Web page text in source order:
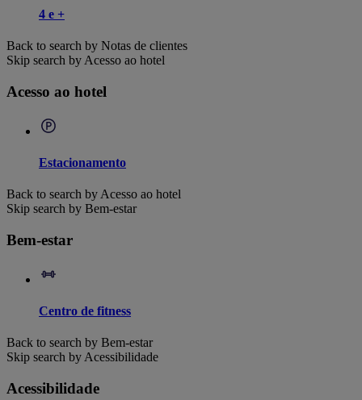
4 e +
Back to search by Notas de clientes
Skip search by Acesso ao hotel
Acesso ao hotel
Estacionamento
Back to search by Acesso ao hotel
Skip search by Bem-estar
Bem-estar
Centro de fitness
Back to search by Bem-estar
Skip search by Acessibilidade
Acessibilidade